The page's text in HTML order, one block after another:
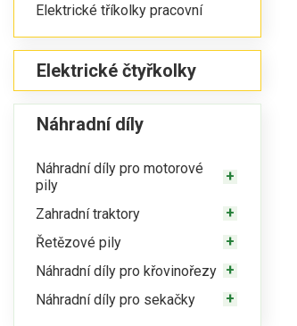
Elektrické tříkolky pracovní
Elektrické čtyřkolky
Náhradní díly
Náhradní díly pro motorové
pily
Zahradní traktory
Řetězové pily
Náhradní díly pro křovinořezy
Náhradní díly pro sekačky